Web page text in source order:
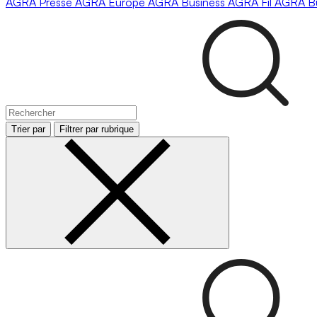
Trier par Filtrer par rubrique